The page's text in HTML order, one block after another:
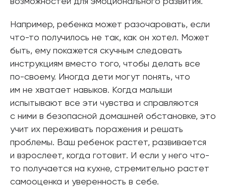
Например, ребенка может разочаровать, если
что-то получилось не так, как он хотел. Может
быть, ему покажется скучным следовать
инструкциям вместо того, чтобы делать все
по-своему. Иногда дети могут понять, что
им не хватает навыков. Когда малыши
испытывают все эти чувства и справляются
с ними в безопасной домашней обстановке, это
учит их переживать поражения и решать
проблемы. Ваш ребенок растет, развивается
и взрослеет, когда готовит. И если у него что-
то получается на кухне, стремительно растет
самооценка и уверенность в себе.